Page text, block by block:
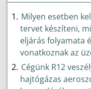
Milyen esetben
tervet készíteni,
eljárás folyamata
vonatkoznak az
Cégünk R12
hajtógázas